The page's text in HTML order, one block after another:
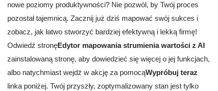
nowe poziomy produktywności? Nie pozwól, by Twój proces
pozostał tajemnicą. Zacznij już dziś mapować swój sukces i
zobacz, jak łatwo stworzyć bardziej efektywną i lekką firmę!
Odwiedź stronęEdytor mapowania strumienia wartości z AI
zainstalowaną stronę, aby dowiedzieć się więcej o jej funkcjach,
albo natychmiast wejdź w akcję za pomocąWypróbuj teraz
linka poniżej. Twój przyszły, zoptymalizowany stan jest tylko